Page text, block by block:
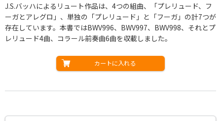
J.S.バッハによるリュート作品は、4つの組曲、「プレリュード、フ
ーガとアレグロ」、単独の「プレリュード」と「フーガ」の計7つが
存在しています。本書ではBWV996、BWV997、BWV998、それとプ
レリュード4曲、コラール前奏曲6曲を収載しました。
カートに入れる